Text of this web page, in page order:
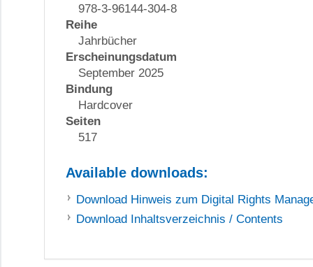
978-3-96144-304-8
Reihe
Jahrbücher
Erscheinungsdatum
September 2025
Bindung
Hardcover
Seiten
517
Available downloads:
Download Hinweis zum Digital Rights
Download Inhaltsverzeichnis / Contents